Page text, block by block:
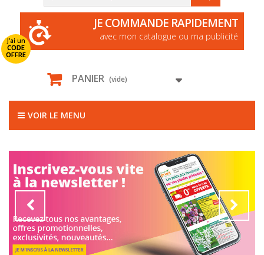
J'ai un
CODE
OFFRE
JE COMMANDE RAPIDEMENT
avec mon catalogue ou ma publicité
PANIER (vide)
VOIR LE MENU